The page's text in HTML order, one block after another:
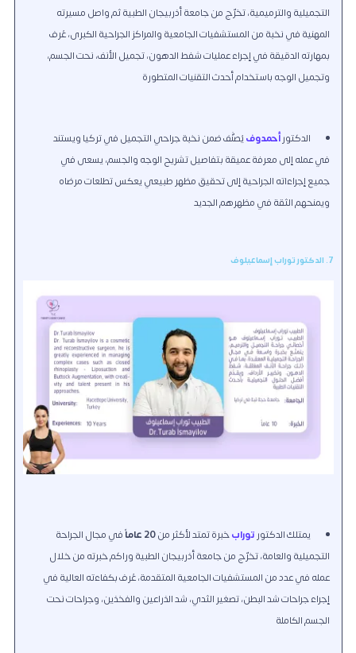
التجميلية والترميمية، تخرّج من جامعة أذربيجان الطبية ثم واصل مسيرته
المهنية في نخبة من المستشفيات الجامعية والمراكز الجراحية الكبرى، عُرف
بمهارته الدقيقة في إجراء عمليات شفط الدهون، تجميل الأنف، نحت الجسم،
وتجميل الوجه باستخدام أحدث التقنيات المتطورة
الدكتورأحمدوفيُصنَّف ضمن نخبة جراحي التجميل في تركيا ويستند
في عمله إلى معرفة عميقة بتفاصيل تشريح الوجه والجسم، يسعى في
جميع إجراءاته الجراحية إلى تحقيق مظهر طبيعي يعكس تطلعات مرضاه
ويمنحهم الثقة في مظهرهم الجديد
7. الدكتور توراب إسماعيلوف
يمتلك الدكتور تورابخبرة تمتد لأكثر من20 عاماً
في مجال الجراحة
التجميلية والعامة، تخرّج من جامعة أذربيجان الطبية وراكم خبرته من خلال
عمله في عدد من المستشفيات الجامعية المتقدمة، عُرف بكفاءته العالية في
إجراء جراحات شد البطن، تصغير الثدي، شد الذراعين والفخذين، وجراحات نحت
الجسم الكاملة